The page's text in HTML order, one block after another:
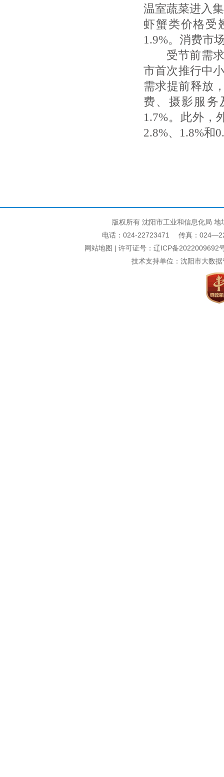
温室蔬菜进入
虾蟹类价格受
1.9%。消费市
受节前需求
市首次推行中
需求提前释放
费、摄影服务
1.7%。此外，
2.8%、1.8%和
版权所有 沈阳市工业和信息化局
电话：024-22723471 传真：
网站地图 | 许可证号： 辽ICP备2022009692
技术支持单位：沈阳市大数